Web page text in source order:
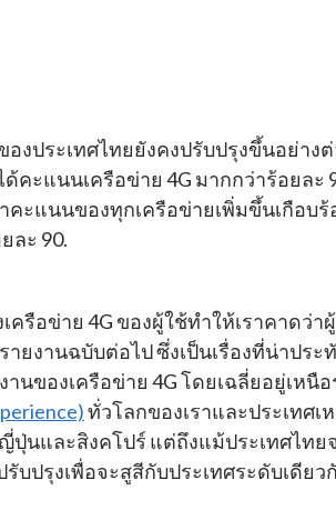
ประเทศไทยยังคงปรับปรุงขึ้นอย่างต่
คะแนนเครือข่าย 4G มากกว่าร้อยละ
ะแนนของทุกเครือข่ายเพิ่มขึ้นเกือบร้
ละ 90.
รือข่าย 4G ของผู้ใช้ทำให้เราคาดว่า
ยงานฉบับต่อไป ซึ่งเป็นเรื่องที่น่าประ
นของเครือข่าย 4G โดยเฉลี่ยอยู่เหนื
ทั่วโลกของเราและประเทศเ
ปุ่นและสิงคโปร์ แต่ถึงแม้ประเทศไท
บปรุงเพื่อจะสูสีกับประเทศระดับเดีย